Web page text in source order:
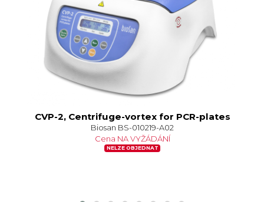
CVP-2, Centrifuge-vortex for PCR-plates
Biosan BS-010219-A02
Cena NA VYŽÁDÁNÍ
NELZE OBJEDNAT